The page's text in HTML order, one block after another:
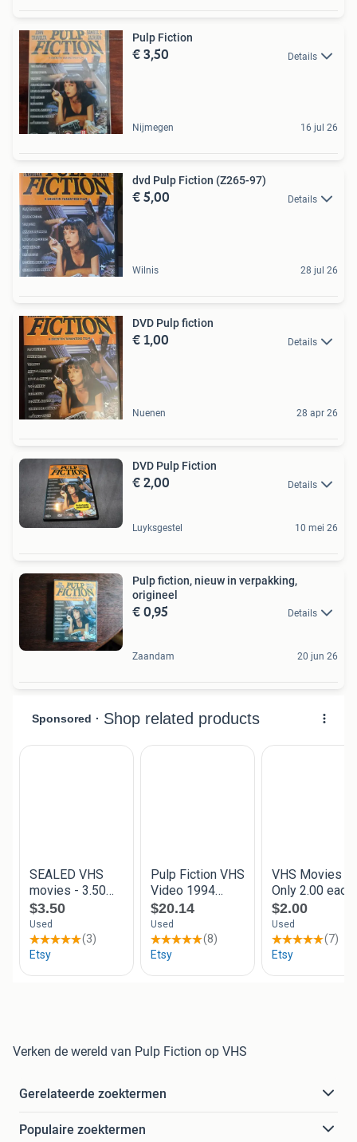
Pulp Fiction
€ 3,50 Details
Nijmegen 16 jul 26
dvd Pulp Fiction (Z265-97)
€ 5,00 Details
Wilnis 28 jul 26
DVD Pulp fiction
€ 1,00 Details
Nuenen 28 apr 26
DVD Pulp Fiction
€ 2,00 Details
Luyksgestel 10 mei 26
Pulp fiction, nieuw in verpakking,
origineel
€ 0,95 Details
Zaandam 20 jun 26
Verken de wereld van Pulp Fiction op VHS
Gerelateerde zoektermen
Populaire zoektermen